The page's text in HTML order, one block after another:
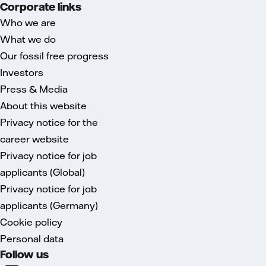
Corporate links
Who we are
What we do
Our fossil free progress
Investors
Press & Media
About this website
Privacy notice for the
career website
Privacy notice for job
applicants (Global)
Privacy notice for job
applicants (Germany)
Cookie policy
Personal data
Follow us